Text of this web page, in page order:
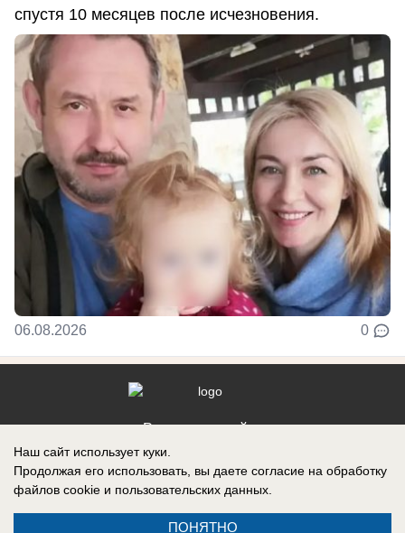
спустя 10 месяцев после исчезновения.
06.08.2026 0
Реклама на сайте
Наш сайт использует куки.
Продолжая его использовать, вы даете согласие на обработку
файлов cookie и пользовательских данных.
ПОНЯТНО